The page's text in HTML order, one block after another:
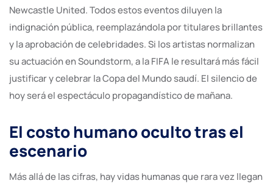
Newcastle United. Todos estos eventos diluyen la
indignación pública, reemplazándola por titulares brillantes
y la aprobación de celebridades. Si los artistas normalizan
su actuación en Soundstorm, a la FIFA le resultará más fácil
justificar y celebrar la Copa del Mundo saudí. El silencio de
hoy será el espectáculo propagandístico de mañana.
El costo humano oculto tras el
escenario
Más allá de las cifras, hay vidas humanas que rara vez llegan